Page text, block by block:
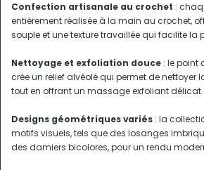
Confection artisanale au crochet :
entièrement réalisée à la main au crochet,
souple et une texture travaillée qui facilite la
Nettoyage et exfoliation douce : le point
crée un relief alvéolé qui permet de nettoyer
tout en offrant un massage exfoliant délicat.
Designs géométriques variés : la
motifs visuels, tels que des losanges
des damiers bicolores, pour un rendu